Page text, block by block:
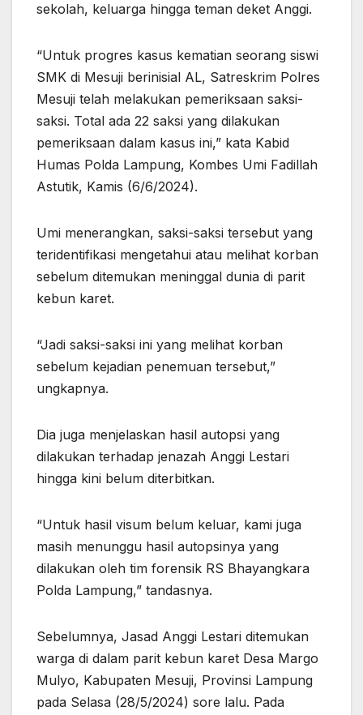
sekolah, keluarga hingga teman deket Anggi.
“Untuk progres kasus kematian seorang siswi
SMK di Mesuji berinisial AL, Satreskrim Polres
Mesuji telah melakukan pemeriksaan saksi-
saksi. Total ada 22 saksi yang dilakukan
pemeriksaan dalam kasus ini,” kata Kabid
Humas Polda Lampung, Kombes Umi Fadillah
Astutik, Kamis (6/6/2024).
Umi menerangkan, saksi-saksi tersebut yang
teridentifikasi mengetahui atau melihat korban
sebelum ditemukan meninggal dunia di parit
kebun karet.
“Jadi saksi-saksi ini yang melihat korban
sebelum kejadian penemuan tersebut,”
ungkapnya.
Dia juga menjelaskan hasil autopsi yang
dilakukan terhadap jenazah Anggi Lestari
hingga kini belum diterbitkan.
“Untuk hasil visum belum keluar, kami juga
masih menunggu hasil autopsinya yang
dilakukan oleh tim forensik RS Bhayangkara
Polda Lampung,” tandasnya.
Sebelumnya, Jasad Anggi Lestari ditemukan
warga di dalam parit kebun karet Desa Margo
Mulyo, Kabupaten Mesuji, Provinsi Lampung
pada Selasa (28/5/2024) sore lalu. Pada